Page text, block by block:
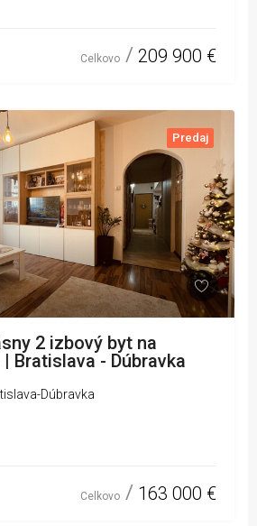
Celkovo 209 900 €
Predaj
2 izbový byt na
Bratislava - Dúbravka
Dúbravka
Celkovo 163 000 €